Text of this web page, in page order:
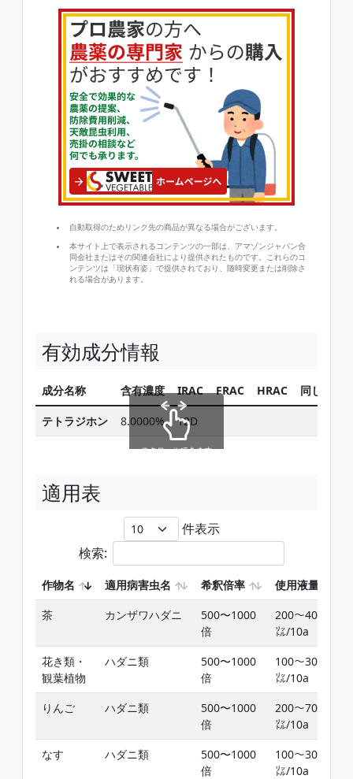
自動取得のためリンク先の商品が異なる場合がございます。
本サイト上で表示されるコンテンツの一部は、アマゾンジャパン合
同会社またはその関連会社により提供されたものです。これらのコ
ンテンツは「現状有姿」で提供されており、随時変更または削除さ
れる場合があります。
有効成分情報
成分名称 含有濃度 IRAC FRAC HRAC 同じ有効
テトラジホン 8.0000% 12D
スクロールできます
適用表
件表示
検索:
作物名 適用病害虫名 希釈倍率 使用液量
茶
カンザワハダニ
500〜1000
倍
200〜400
㍑/10a
花き類・
観葉植物
ハダニ類
500〜1000
倍
100〜300
㍑/10a
りんご ハダニ類
500〜1000
倍
200〜700
㍑/10a
なす
ハダニ類
500〜1000
倍
100〜300
㍑/10a